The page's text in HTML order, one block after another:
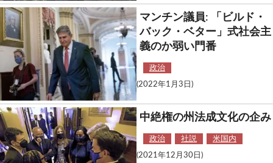
マンチン議員: 「ビルド・
バック・ベター」式社会主
義のか弱い門番
政治
(2022年1月3日)
中絶権の州法成文化の企み
政治 社説 米国内
(2021年12月30日)